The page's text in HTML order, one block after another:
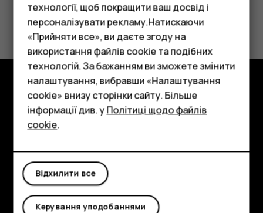
Смартфони
Фічерфони
Аксесуари
Планшети
Це було для вас корисним?
Так Ні
Огляд
Детальніше
Planet and people
Підтримка
FacebookInstagram
TiktokYoutubeLinkedin
технології, щоб покращити ваш досвід і
персоналізувати рекламу.Натискаючи
«Прийняти все», ви даєте згоду на
використання файлів cookie та подібних
технологій. За бажанням ви зможете змінити
налаштування, вибравши «Налаштування
cookie» внизу сторінки сайту. Більше
інформації див. уПолітиці щодо файлів
cookie.
Відхилити все
Керування уподобаннями